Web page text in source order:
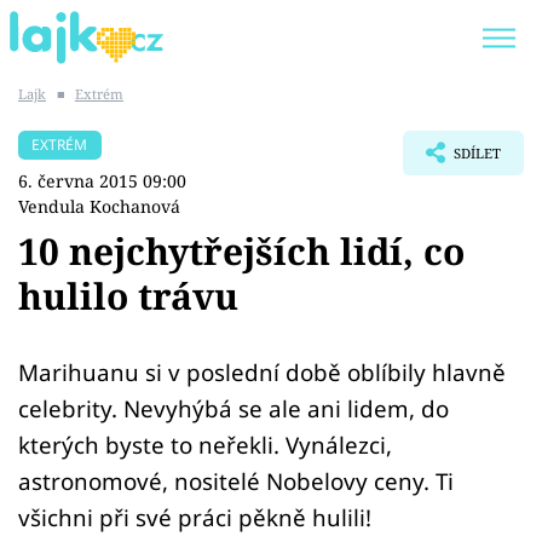
SHOPAHOLICADEL
Témata
Showbyznys
Youtubeři
Virály
Lajk ■ Extrém
EXTRÉM
6. června 2015 09:00
Vendula Kochanová
SDÍLET
10 nejchytřejších lidí, co
hulilo trávu
Marihuanu si v poslední době oblíbily hlavně
celebrity. Nevyhýbá se ale ani lidem, do
kterých byste to neřekli. Vynálezci,
astronomové, nositelé Nobelovy ceny. Ti
všichni při své práci pěkně hulili!